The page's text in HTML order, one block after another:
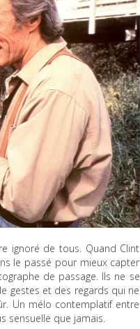
ignoré de tous. Quand Clint
le passé pour mieux capter
de passage. Ils ne se
gestes et des regards qui ne
Un mélo contemplatif entre
sensuelle que jamais.